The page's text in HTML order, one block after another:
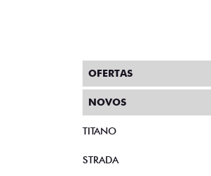
OFERTAS
NOVOS
TITANO
STRADA